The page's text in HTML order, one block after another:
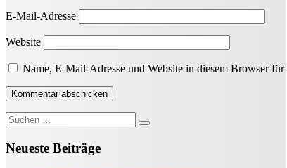
E-Mail-Adresse
Website
Name, E-Mail-Adresse und Website in diesem Browser
Suche
nach:
Neueste Beiträge